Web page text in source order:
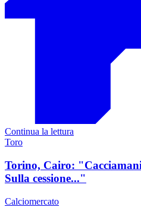
Continua la lettura
Toro
Torino, Cairo:
Sulla cessione..."
Calciomercato